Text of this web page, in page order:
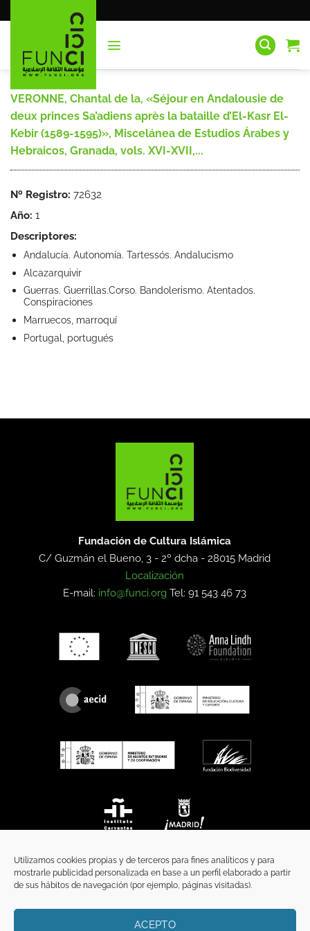
Utilizamos cookies propias y de terceros para fines analíticos y para
mostrarle publicidad personalizada en base a un perfil elaborado a partir
de sus hábitos de navegación (por ejemplo, páginas visitadas).
ACEPTO
al
VERONNE, Chantal de la, «Séjour en Andalousie de
deux princes Sa’adiens après la bataille d’El-Kasr El-
Kebir (1589-1595)», Miscelánea de Estudios Árabes y
Hebraicos, Granada, vols. XVI-XVII,...
Nº Registro: 72632
Año: 1
Descriptores:
Andalucía. Autonomía. Tartessós. Andalucismo
Alcazarquivir
Guerras. Guerrillas.Corso. Bandolerismo. Atentados.
Conspiraciones
Marruecos, marroquí
Portugal, portugués
Fundación de Cultura Islámica
C/ Guzmán el Bueno, 3 - 2º dcha -28015 Madrid
Localización
E-mail: info@funci.org Tel: 91 543 46 73